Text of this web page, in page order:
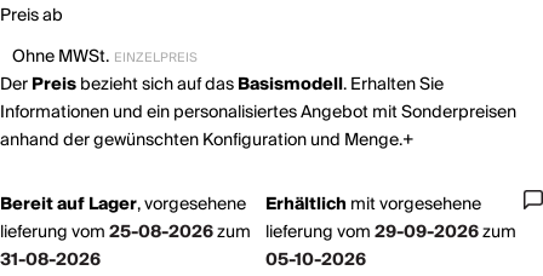
Preis ab
Ohne MWSt. EINZELPREIS
DerPreisbezieht sich auf dasBasismodell. Erhalten Sie
Informationen und ein personalisiertes Angebot mit Sonderpreisen
anhand der gewünschten Konfiguration und Menge.+
Bereit auf Lager,vorgesehene
lieferung vom25-08-2026zum
31-08-2026
Erhältlich mitvorgesehene
lieferung vom29-09-2026zum
05-10-2026